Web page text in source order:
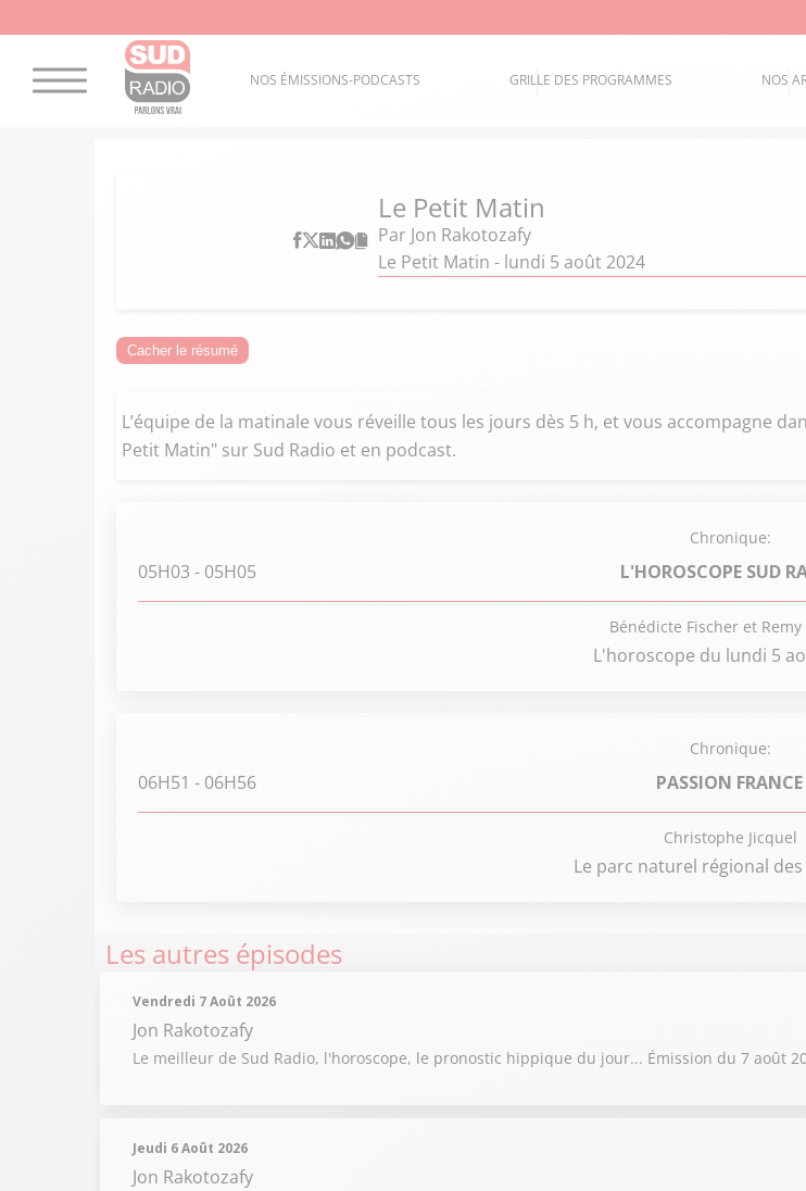
NOS ÉMISSIONS-PODCASTS GRILLE DES PROGRAMMES NOS
Le Petit Matin
Par Jon Rakotozafy
Le Petit Matin - lundi 5 août 2024
Cacher le résumé
L’équipe de la matinale vous réveille tous les jours dès 5 h, et vous accompagne
Petit Matin" sur Sud Radio et en podcast.
Chronique:
05H03 - 05H05 L'HOROSCOPE SUD
Bénédicte Fischer et
L'horoscope du lundi 5
Chronique:
06H51 - 06H56 PASSION FRANCE
Christophe Jicquel
Le parc naturel régional
Les autres épisodes
Vendredi 7 Août 2026
Jon Rakotozafy
Le meilleur de Sud Radio, l'horoscope, le pronostic hippique du jour... Émission du 7 août
Jeudi 6 Août 2026
Jon Rakotozafy